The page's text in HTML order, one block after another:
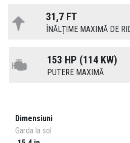
31,7 FT
ÎNĂLȚIME MAXIMĂ DE
153 HP (114 KW)
PUTERE MAXIMĂ
Dimensiuni
Garda la sol